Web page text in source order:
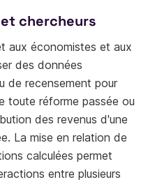
chercheurs
aux économistes et aux
des données
de recensement pour
toute réforme passée ou
des revenus d'une
La mise en relation de
calculées permet
entre plusieurs